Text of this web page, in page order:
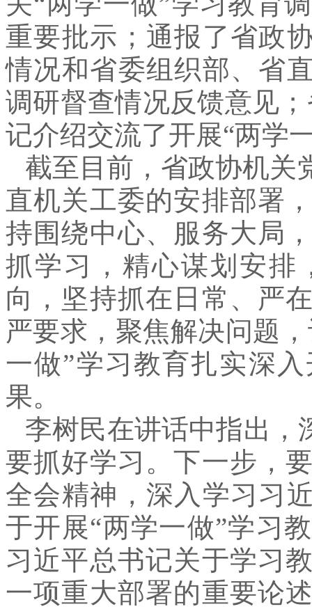
重要批示；通报了省政
情况和省委组织部、省
调研督查情况反馈意见
记介绍交流了开展“两学
截至目前，省政协机关
直机关工委的安排部署
持围绕中心、服务大局
抓学习，精心谋划安排
向，坚持抓在日常、严
严要求，聚焦解决问题
一做”学习教育扎实深
果。
李树民在讲话中指出，
要抓好学习。下一步，
全会精神，深入学习习
于开展“两学一做”学习
习近平总书记关于学习
一项重大部署的重要论